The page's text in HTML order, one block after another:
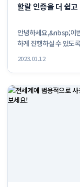
할랄 인증을 더 쉽
안녕하세요,&nbsp;이
하게 진행하실 수 있도
2023.01.12